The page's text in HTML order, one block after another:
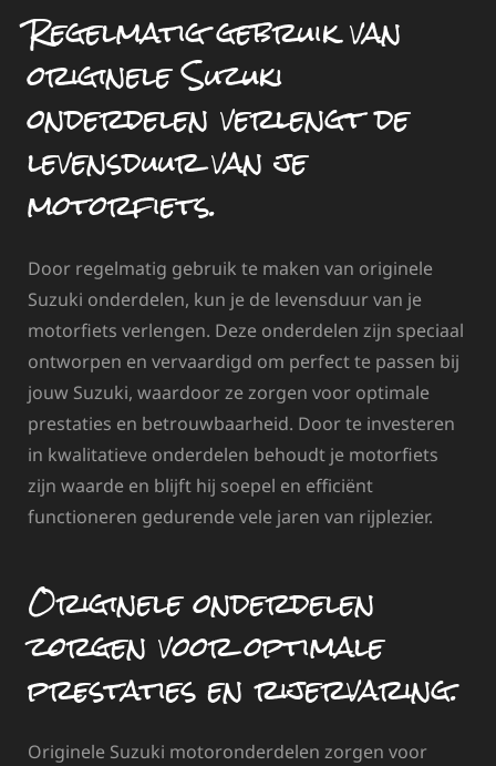
Regelmatig gebruik van
originele Suzuki
onderdelen verlengt de
levensduur van je
motorfiets.
Door regelmatig gebruik te maken van originele
Suzuki onderdelen, kun je de levensduur van je
motorfiets verlengen. Deze onderdelen zijn speciaal
ontworpen en vervaardigd om perfect te passen bij
jouw Suzuki, waardoor ze zorgen voor optimale
prestaties en betrouwbaarheid. Door te investeren
in kwalitatieve onderdelen behoudt je motorfiets
zijn waarde en blijft hij soepel en efficiënt
functioneren gedurende vele jaren van rijplezier.
Originele onderdelen
zorgen voor optimale
prestaties en rijervaring.
Originele Suzuki motoronderdelen zorgen voor